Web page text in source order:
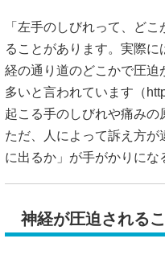
「左手のしびれって、ど
ることがあります。実際
経の通り道のどこかで圧
多いと言われています（
起こる手のしびれや痛みの
ただ、人によって訴え方が
に出るか」が手がかりにな
神経が圧迫される